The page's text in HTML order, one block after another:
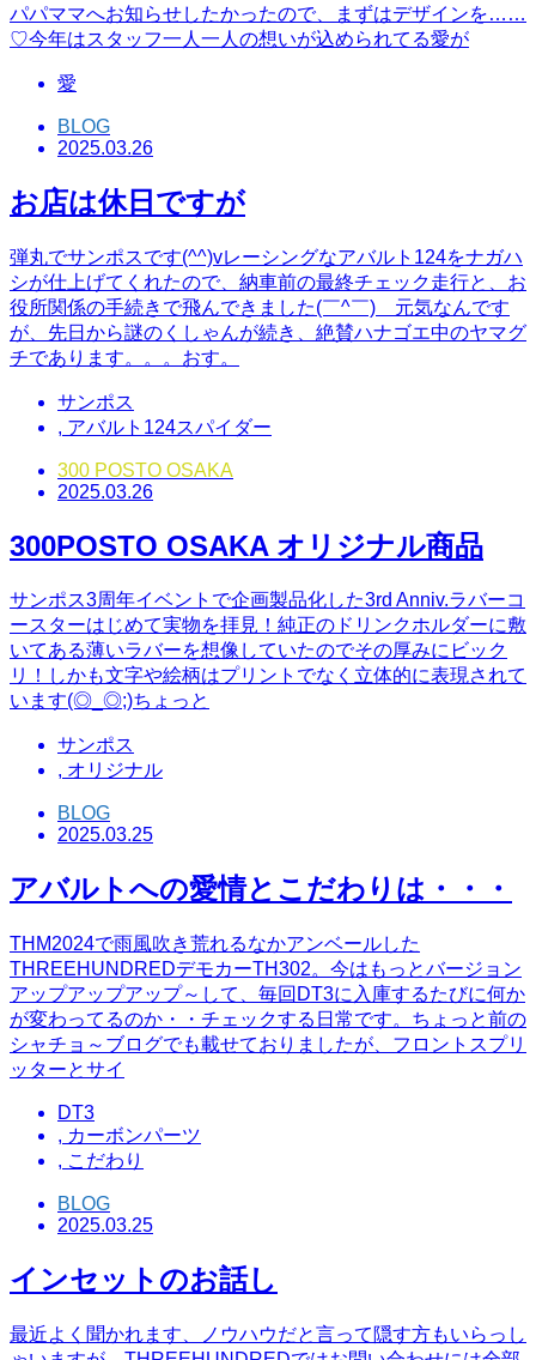
パパママへお知らせしたかったので、まずはデザインを……
♡今年はスタッフ一人一人の想いが込められてる愛が
愛
BLOG
2025.03.26
お店は休日ですが
弾丸でサンポスです(^^)vレーシングなアバルト124をナガハ
シが仕上げてくれたので、納車前の最終チェック走行と、お
役所関係の手続きで飛んできました(￣^￣)ゞ元気なんです
が、先日から謎のくしゃんが続き、絶賛ハナゴエ中のヤマグ
チであります。。。おす。
サンポス
, アバルト124スパイダー
300 POSTO OSAKA
2025.03.26
300POSTO OSAKA オリジナル商品
サンポス3周年イベントで企画製品化した3rd Anniv.ラバーコ
ースターはじめて実物を拝見！純正のドリンクホルダーに敷
いてある薄いラバーを想像していたのでその厚みにビック
リ！しかも文字や絵柄はプリントでなく立体的に表現されて
います(◎_◎;)ちょっと
サンポス
, オリジナル
BLOG
2025.03.25
アバルトへの愛情とこだわりは・・・
THM2024で雨風吹き荒れるなかアンベールした
THREEHUNDREDデモカーTH302。今はもっとバージョン
アップアップアップ～して、毎回DT3に入庫するたびに何か
が変わってるのか・・チェックする日常です。ちょっと前の
シャチョ～ブログでも載せておりましたが、フロントスプリ
ッターとサイ
DT3
, カーボンパーツ
, こだわり
BLOG
2025.03.25
インセットのお話し
最近よく聞かれます、ノウハウだと言って隠す方もいらっし